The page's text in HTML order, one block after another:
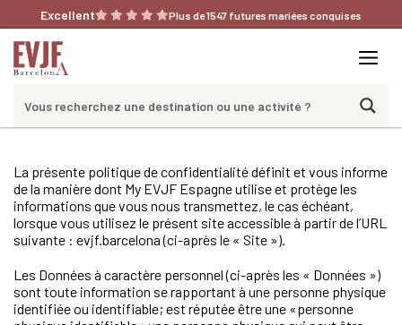
au
contenu
Excellent Plus de 1547 futures mariées conquises
La présente politique de confidentialité définit et vous informe
de la manière dont My EVJF Espagne utilise et protège les
informations que vous nous transmettez, le cas échéant,
lorsque vous utilisez le présent site accessible à partir de l’URL
suivante : evjf.barcelona (ci-après le « Site »).
Les Données à caractère personnel (ci-après les « Données »)
sont toute information se rapportant à une personne physique
identifiée ou identifiable; est réputée être une «personne